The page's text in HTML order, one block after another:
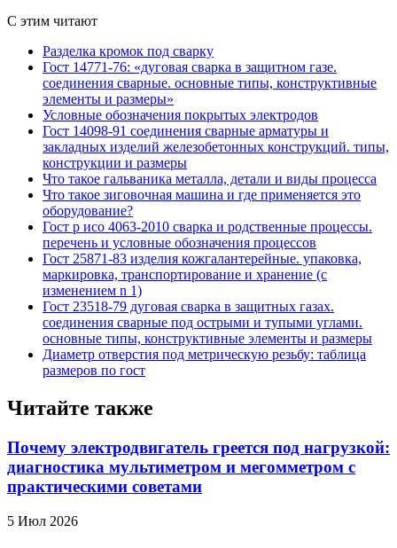
С этим читают
Разделка кромок под сварку
Гост 14771-76: «дуговая сварка в защитном газе.
соединения сварные. основные типы, конструктивные
элементы и размеры»
Условные обозначения покрытых электродов
Гост 14098-91 соединения сварные арматуры и
закладных изделий железобетонных конструкций. типы,
конструкции и размеры
Что такое гальваника металла, детали и виды процесса
Что такое зиговочная машина и где применяется это
оборудование?
Гост р исо 4063-2010 сварка и родственные процессы.
перечень и условные обозначения процессов
Гост 25871-83 изделия кожгалантерейные. упаковка,
маркировка, транспортирование и хранение (с
изменением n 1)
Гост 23518-79 дуговая сварка в защитных газах.
соединения сварные под острыми и тупыми углами.
основные типы, конструктивные элементы и размеры
Диаметр отверстия под метрическую резьбу: таблица
размеров по гост
Читайте также
Почему электродвигатель греется под нагрузкой:
диагностика мультиметром и мегомметром с
практическими советами
5 Июл 2026